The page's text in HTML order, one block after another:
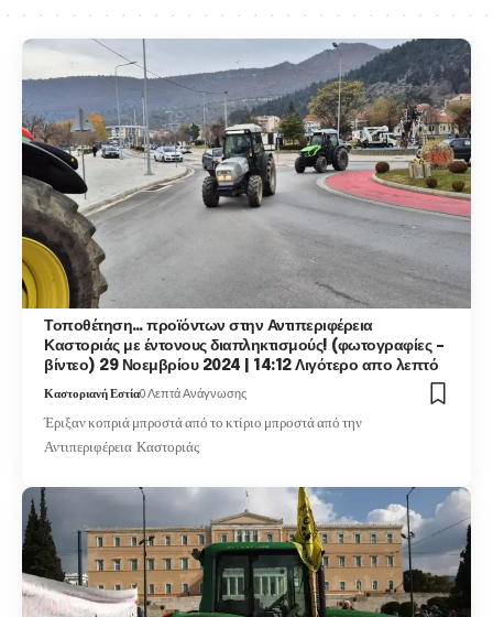
Τοποθέτηση… προϊόντων στην Αντιπεριφέρεια
Καστοριάς με έντονους διαπληκτισμούς! (φωτογραφίες –
βίντεο) 29 Νοεμβρίου 2024 | 14:12 Λιγότερο απο λεπτό
Καστοριανή Εστία0 Λεπτά Ανάγνωσης
Έριξαν κοπριά μπροστά από το κτίριο μπροστά από την
Αντιπεριφέρεια Καστοριάς